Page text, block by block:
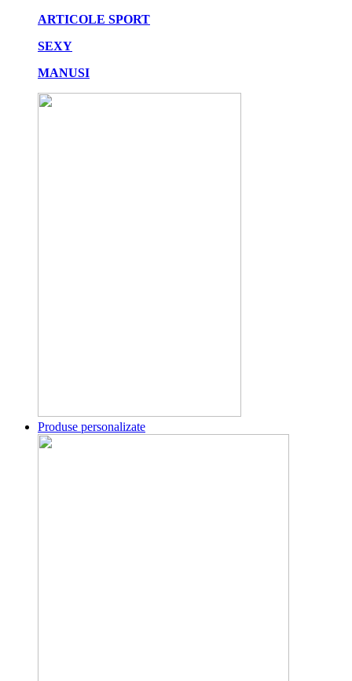
ARTICOLE SPORT
SEXY
MANUSI
Produse personalizate